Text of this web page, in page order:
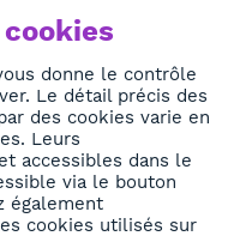
African
Hub
donne le contrôle
Le détail précis des
des cookies varie en
Leurs
accessibles dans le
via le bouton
également
cookies utilisés sur